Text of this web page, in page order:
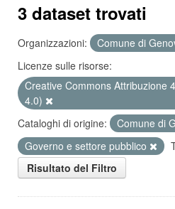
3 dataset trovati
Organizzazioni:
Comune di
Licenze sulle risorse:
Creative Commons Attribuzione
4.0)
Cataloghi di origine:
Comune di
Governo e settore pubblico
Risultato del Filtro